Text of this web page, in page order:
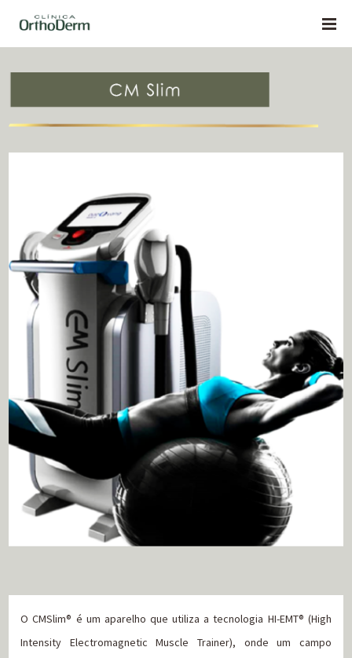
O CMSlim® é um aparelho que utiliza a tecnologia HI-EMT® (High
Intensity Electromagnetic Muscle Trainer), onde um campo